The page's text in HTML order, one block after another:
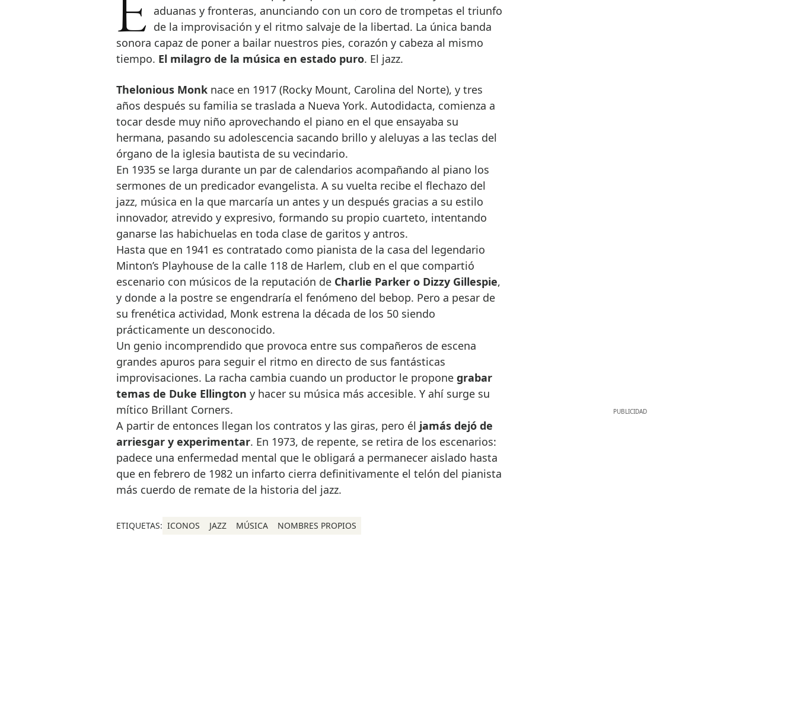
Esta es la historia de un pájaro que vuela, salta barreras y burla aduanas y fronteras, anunciando con un coro de trompetas el triunfo
de la improvisación y el ritmo salvaje de la libertad. La única banda
sonora capaz de poner a bailar nuestros pies, corazón y cabeza al mismo
tiempo. El milagro de la música en estado puro. El jazz.
Thelonious Monknace en 1917 (Rocky Mount, Carolina del Norte), y tres
años después su familia se traslada a Nueva York. Autodidacta, comienza a
tocar desde muy niño aprovechando el piano en el que ensayaba su
hermana, pasando su adolescencia sacando brillo y aleluyas a las teclas del
órgano de la iglesia bautista de su vecindario.
En 1935 se larga durante un par de calendarios acompañando al piano los
sermones de un predicador evangelista. A su vuelta recibe el flechazo del
jazz, música en la que marcaría un antes y un después gracias a su estilo
innovador, atrevido y expresivo, formando su propio cuarteto, intentando
ganarse las habichuelas en toda clase de garitos y antros.
Hasta que en 1941 es contratado como pianista de la casa del legendario
Minton’s Playhouse de la calle 118 de Harlem, club en el que compartió
escenario con músicos de la reputación de Charlie Parker o Dizzy Gillespie,
y donde a la postre se engendraría el fenómeno del bebop. Pero a pesar de
su frenética actividad, Monk estrena la década de los 50 siendo
prácticamente un desconocido.
Un genio incomprendido que provoca entre sus compañeros de escena
grandes apuros para seguir el ritmo en directo de sus fantásticas
improvisaciones. La racha cambia cuando un productor le propone grabar
temas de Duke Ellington y hacer su música más accesible. Y ahí surge su
mítico Brillant Corners.
A partir de entonces llegan los contratos y las giras, pero él jamás dejó de
arriesgar y experimentar. En 1973, de repente, se retira de los escenarios:
padece una enfermedad mental que le obligará a permanecer aislado hasta
que en febrero de 1982 un infarto cierra definitivamente el telón del pianista
más cuerdo de remate de la historia del jazz.
ETIQUETAS: ICONOS JAZZ MÚSICA NOMBRES PROPIOS